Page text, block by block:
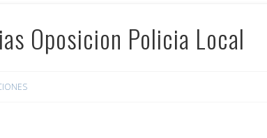
Oposicion Policia Local